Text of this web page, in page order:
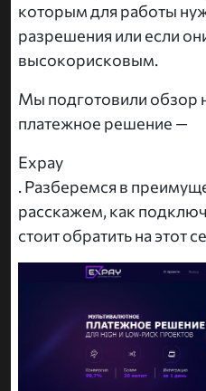
которым для работы
разрешения или если
высокорисковым.
Мы подготовили обзор
платежное решение —
Expay
. Разберемся в
расскажем, как
стоит обратить на этот